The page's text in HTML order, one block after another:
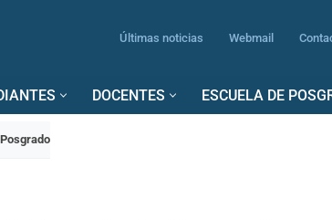
Últimas noticias Webmail
DOCENTES ESCUELA DE